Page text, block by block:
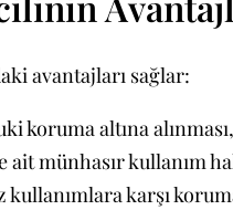
avantajları sağlar:
koruma altına alınması,
münhasır kullanım
karşı